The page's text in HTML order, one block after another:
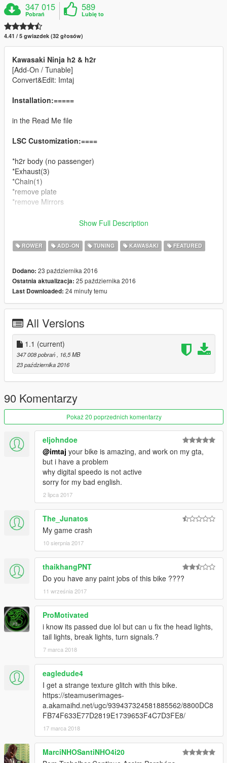
347 015
Pobrań
589
Lubię to
4.41 / 5 gwiazdek (32 głosów)
Kawasaki Ninja h2 & h2r
[Add-On / Tunable]
Convert&Edit: Imtaj
Installation:=====
in the Read Me file
LSC Customization:====
*h2r body (no passenger)
*Exhaust(3)
*Chain(1)
*remove plate
*remove Mirrors
You can use Simple Trainer Spawn it by name.
nh2r
Change log:====
1.1
*fix texture bug
Show Full Description
ROWER ADD-ON TUNING KAWASAKI FEATURED
Dodano: 23 października 2016
Ostatnia aktualizacja: 25 października 2016
Last Downloaded: 24 minuty temu
All Versions
1.1 (current)
347 008 pobrań, 16,5 MB
23 października 2016
90 Komentarzy
Pokaż 20 poprzednich komentarzy
eljohndoe
@imtaj your bike is amazing, and work on my gta,
but i have a problem
why digital speedo is not active
sorry for my bad english.
2 lipca 2017
The_Junatos
My game crash
10 sierpnia 2017
thaikhangPNT
Do you have any paint jobs of this bike ????
11 września 2017
ProMotivated
i know its passed due lol but can u fix the head lights,
tail lights, break lights, turn signals.?
7 marca 2018
eagledude4
I get a strange texture glitch with this bike.
https://steamuserimages-
a.akamaihd.net/ugc/939437324581885562/8800DC8
FB74F633E77D2819E1739653F4C7D3FE8/
17 marca 2018
MarciNHOSantiNHO4i20